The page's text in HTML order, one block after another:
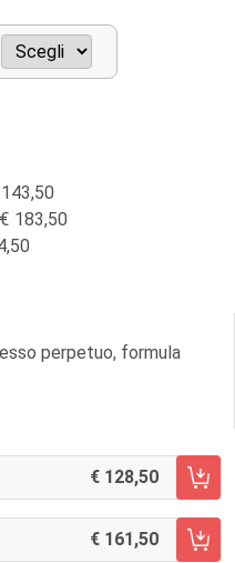
143,50
183,50
perpetuo, formula
128,50
161,50